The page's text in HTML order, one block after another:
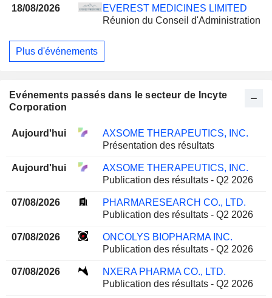
18/08/2026
EVEREST MEDICINES LIMITED
Réunion du Conseil d'Administration
Plus d'événements
Evénements passés dans le secteur de Incyte
Corporation
Aujourd'hui
AXSOME THERAPEUTICS, INC.
Présentation des résultats
Aujourd'hui
AXSOME THERAPEUTICS, INC.
Publication des résultats - Q2 2026
07/08/2026
PHARMARESEARCH CO., LTD.
Publication des résultats - Q2 2026
07/08/2026
ONCOLYS BIOPHARMA INC.
Publication des résultats - Q2 2026
07/08/2026
NXERA PHARMA CO., LTD.
Publication des résultats - Q2 2026